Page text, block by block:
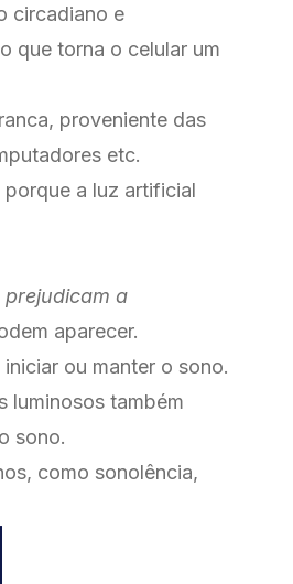
circadiano e
que torna o celular um
proveniente das
etc.
a luz artificial
a
aparecer.
ou manter o sono.
luminosos também
sono.
como sonolência,